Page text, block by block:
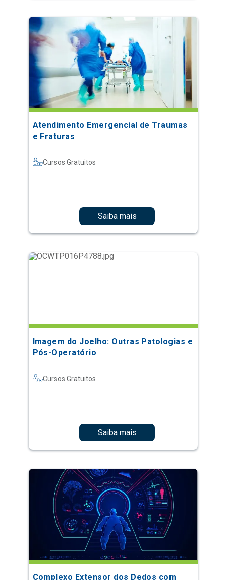
Atendimento Emergencial de Traumas
e Fraturas
Cursos Gratuitos
Saiba mais
Imagem do Joelho: Outras Patologias e
Pós-Operatório
Cursos Gratuitos
Saiba mais
Complexo Extensor dos Dedos com